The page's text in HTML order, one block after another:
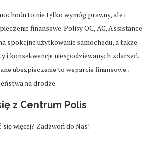
to nie tylko wymóg prawny, ale i
finansowe. Polisy OC, AC, Assistance
spokojne użytkowanie samochodu, a także
i konsekwencje niespodziewanych zdarzeń.
ubezpieczenie to wsparcie finansowe i
na drodze.
z Centrum Polis
się więcej? Zadzwoń do Nas!